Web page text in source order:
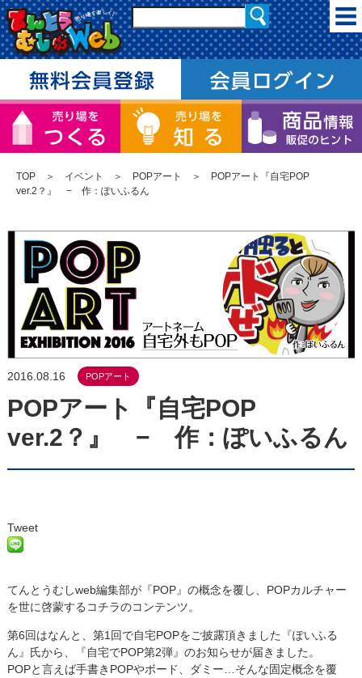
TOP ＞ イベント ＞ POPアート
＞ POPアート『自宅POP
ver.2？』 − 作：ぽいふるん
2016.08.16 POPアート
POPアート『自宅POP
ver.2？』 − 作：ぽいふるん
Tweet
てんとうむしweb編集部が『POP』の概念を覆し、POPカルチャー
を世に啓蒙するコチラのコンテンツ。
第6回はなんと、第1回で自宅POPをご披露頂きました『ぽいふる
ん』氏から、『自宅でPOP第2弾』のお知らせが届きました。
POPと言えば手書きPOPやボード、ダミー…そんな固定概念を覆